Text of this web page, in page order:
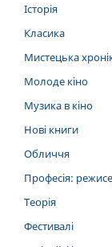
Історія
Класика
Мистецька
Молоде кіно
Музика в кіно
Нові книги
Обличчя
Професія:
Теорія
Фестивалі